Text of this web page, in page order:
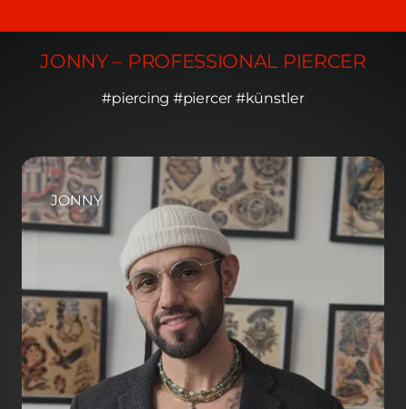
JONNY – PROFESSIONAL PIERCER
#piercing #piercer #künstler
JONNY